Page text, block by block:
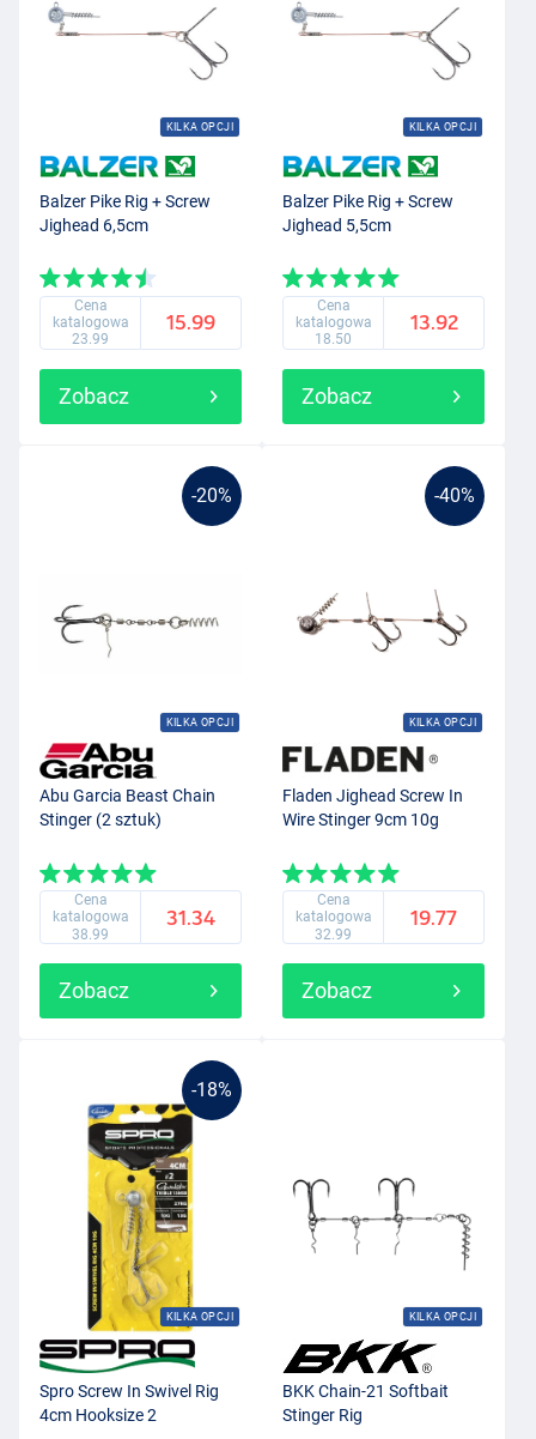
KILKA OPCJI
Balzer Pike Rig + Screw
Jighead 6,5cm
Cena
katalogowa
23.99
15.99
Zobacz
KILKA OPCJI
Balzer Pike Rig + Screw
Jighead 5,5cm
Cena
katalogowa
18.50
13.92
Zobacz
-20%
KILKA OPCJI
Abu Garcia Beast Chain
Stinger (2 sztuk)
Cena
katalogowa
38.99
31.34
Zobacz
-40%
KILKA OPCJI
Fladen Jighead Screw In
Wire Stinger 9cm 10g
Cena
katalogowa
32.99
19.77
Zobacz
-18%
KILKA OPCJI
Spro Screw In Swivel Rig
4cm Hooksize 2
KILKA OPCJI
BKK Chain-21 Softbait
Stinger Rig